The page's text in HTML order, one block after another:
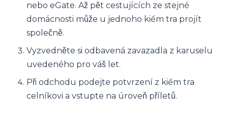
nebo eGate. Až pět cestujících ze stejné
domácnosti může u jednoho kiểm tra projít
společně.
Vyzvedněte si odbavená zavazadla z karuselu
uvedeného pro váš let.
Při odchodu podejte potvrzení z kiểm tra
celníkovi a vstupte na úroveň příletů.